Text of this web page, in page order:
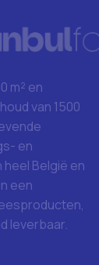
m² en
van 1500
en
België en
een
leverbaar.